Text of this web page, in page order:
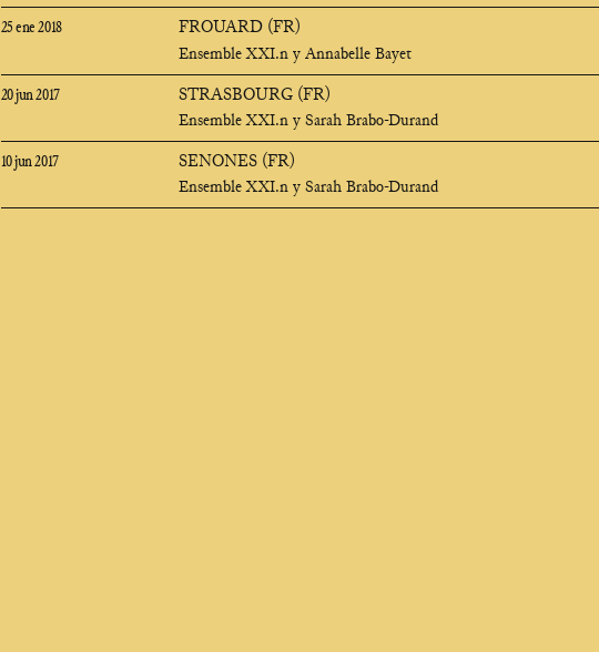
25 ene 2018 FROUARD (FR)
Ensemble XXI.n y Annabelle Bayet
20 jun 2017 STRASBOURG (FR)
Ensemble XXI.n y Sarah Brabo-Durand
10 jun 2017 SENONES (FR)
Ensemble XXI.n y Sarah Brabo-Durand